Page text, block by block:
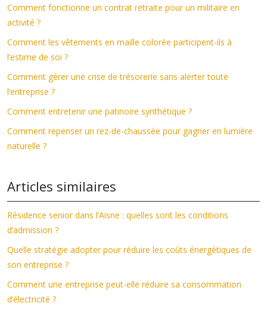
Comment fonctionne un contrat retraite pour un militaire en
activité ?
Comment les vêtements en maille colorée participent-ils à
l’estime de soi ?
Comment gérer une crise de trésorerie sans alerter toute
l’entreprise ?
Comment entretenir une patinoire synthétique ?
Comment repenser un rez-de-chaussée pour gagner en lumière
naturelle ?
Articles similaires
Résidence senior dans l’Aisne : quelles sont les conditions
d’admission ?
Quelle stratégie adopter pour réduire les coûts énergétiques de
son entreprise ?
Comment une entreprise peut-elle réduire sa consommation
d’électricité ?